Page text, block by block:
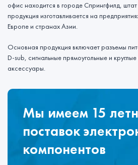
офис находится в городе Спрингфилд,
продукция изготавливается на
Европе и странах Азии.
Основная продукция включает разъемы
D-sub, сигнальные прямоугольные и
аксессуары.
Мы имеем 15
поставок
компонентов